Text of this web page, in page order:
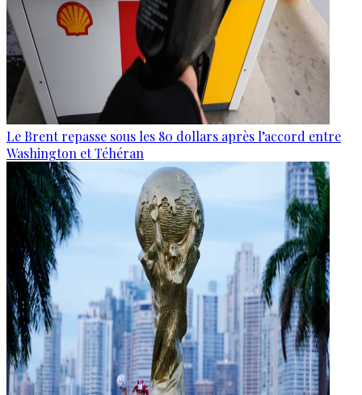
Le Brent repasse sous les 80 dollars après l’accord entre
Washington et Téhéran